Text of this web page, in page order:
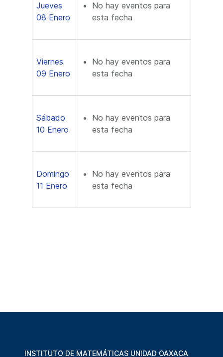
Jueves
08 Enero
No hay eventos para
esta fecha
Viernes
09 Enero
No hay eventos para
esta fecha
Sábado
10 Enero
No hay eventos para
esta fecha
Domingo
11 Enero
No hay eventos para
esta fecha
INSTITUTO DE MATEMÁTICAS UNIDAD OAXACA